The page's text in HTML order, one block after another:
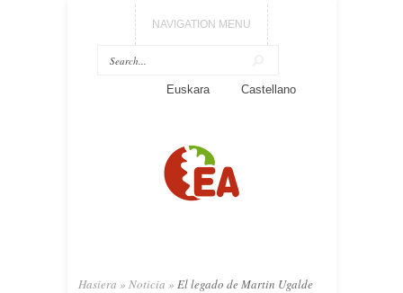
NAVIGATION MENU
Euskara Castellano
Hasiera » Noticia » El legado de Martin Ugalde